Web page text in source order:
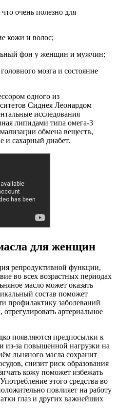
очень полезно для
кожи и волос;
фон у женщин и мужчин;
мозга и состояние
одного из
Сиднея Леонардом
исследования
липидами типа омега-3
обмена веществ,
и сахарный диабет.
для женщин
репродуктивной функции,
во всех возрастных периодах
масло может оказать
состав поможет
профилактику заболеваний
артериальное
появляются предпосылки к
из-за повышенной нагрузки на
льняного масла сохранит
снизит риск образования
кожу поможет избежать
этого средства во
повлияет на работу
глаз и других важнейших